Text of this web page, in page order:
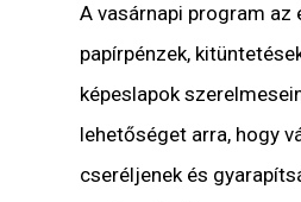
A vasárnapi program az
papírpénzek,
képeslapok
lehetőséget arra, hogy
cseréljenek és